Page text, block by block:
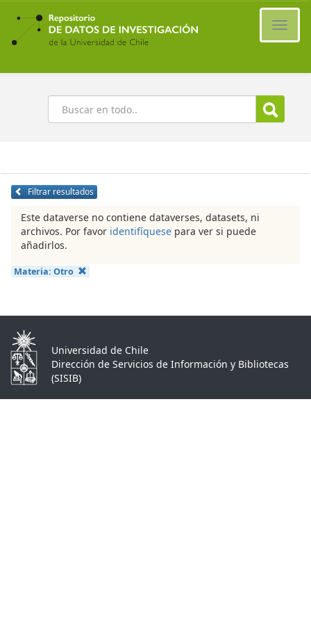
Ir
contenido
principal
Buscar
Filtrar resultados
Este dataverse no contiene dataverses, datasets, ni
archivos. Por favor identifíquese para ver si puede
añadirlos.
Materia: Otro
Universidad de Chile
Dirección de Servicios de Información y Bibliotecas
(SISIB)